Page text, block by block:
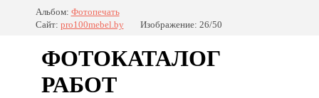
Альбом: Фотопечать
Сайт: pro100mebel.by Изображение: 26/50
ФОТОКАТАЛОГ
РАБОТ